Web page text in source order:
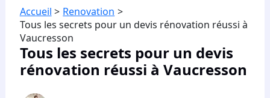
Accueil
Renovation
Tous les secrets pour un devis rénovation réussi à
Vaucresson
Tous les secrets pour un devis
rénovation réussi à Vaucresson